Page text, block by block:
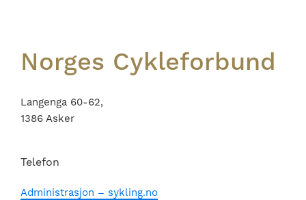
Norges Cykleforbund
Langenga 60-62,
1386 Asker
Telefon
Administrasjon – sykling.no